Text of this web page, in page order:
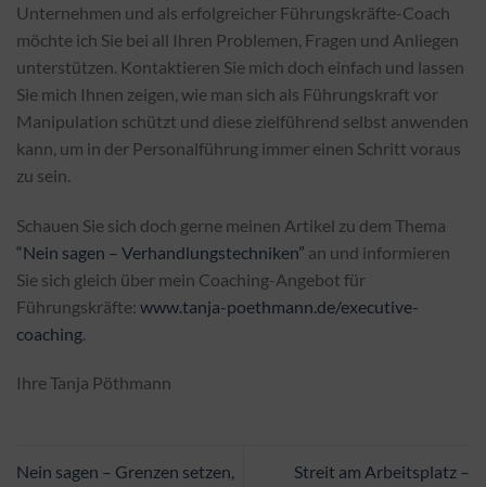
Unternehmen und als erfolgreicher Führungskräfte-Coach
möchte ich Sie bei all Ihren Problemen, Fragen und Anliegen
unterstützen. Kontaktieren Sie mich doch einfach und lassen
Sie mich Ihnen zeigen, wie man sich als Führungskraft vor
Manipulation schützt und diese zielführend selbst anwenden
kann, um in der Personalführung immer einen Schritt voraus
zu sein.
Schauen Sie sich doch gerne meinen Artikel zu dem Thema
“Nein sagen – Verhandlungstechniken” an und informieren
Sie sich gleich über mein Coaching-Angebot für
Führungskräfte: www.tanja-poethmann.de/executive-
coaching
Ihre Tanja Pöthmann
Nein sagen – Grenzen setzen,
Streit am Arbeitsplatz –